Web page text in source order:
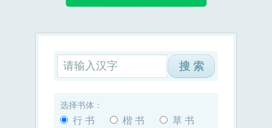
选择书体：
行 书 楷 书
草 书